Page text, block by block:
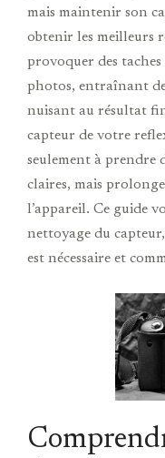
mais maintenir son
obtenir les meilleurs
provoquer des
photos, entraînant
nuisant au résultat
capteur de votre
seulement à prendre
claires, mais
l’appareil. Ce guide
nettoyage du
est nécessaire et